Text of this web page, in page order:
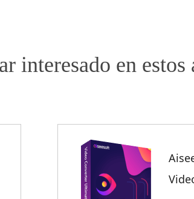
interesado en